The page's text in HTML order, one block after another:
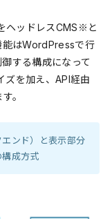
ヘッドレスCMS※と
能はWordPressで行
する構成になって
ズを加え、API経由
。
ンド）と表示部分
構成方式